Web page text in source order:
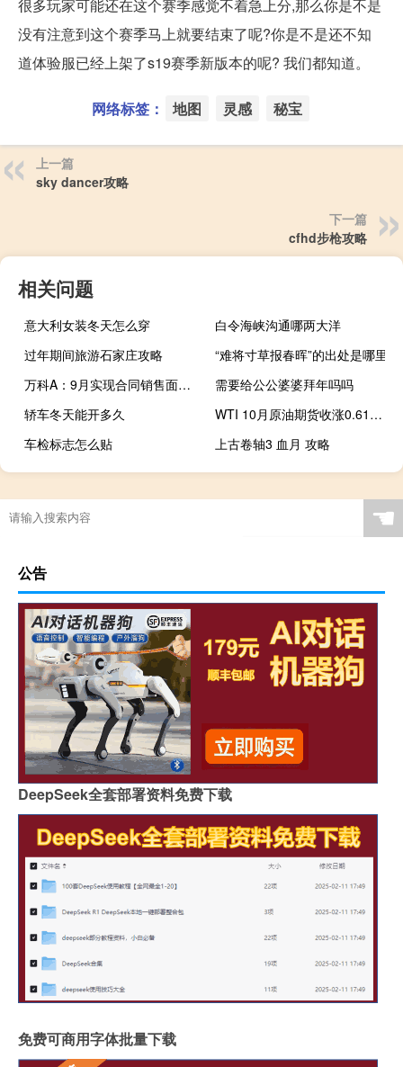
很多玩家可能还在这个赛季感觉不着急上分,那么你是不是
没有注意到这个赛季马上就要结束了呢?你是不是还不知
道体验服已经上架了s19赛季新版本的呢? 我们都知道。
网络标签： 地图 灵感 秘宝
上一篇
sky dancer攻略
下一篇
cfhd步枪攻略
相关问题
意大利女装冬天怎么穿
白令海峡沟通哪两大洋
过年期间旅游石家庄攻略
“难将寸草报春晖”的出处是哪里
万科A：9月实现合同销售面积193.8万平方米合同销售金额320.1亿元
需要给公公婆婆拜年吗吗
轿车冬天能开多久
WTI 10月原油期货收涨0.61美元涨幅0.67%报90.77美元/桶本周累计上涨3.7%
车检标志怎么贴
上古卷轴3 血月 攻略
☚
公告
DeepSeek全套部署资料免费下载
免费可商用字体批量下载